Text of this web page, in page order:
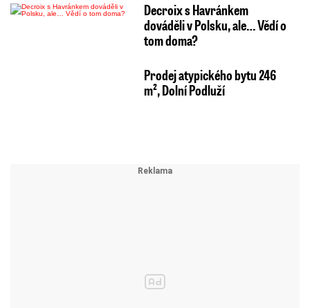
Decroix s Havránkem
dováděli v Polsku, ale… Vědí o
tom doma?
Prodej atypického bytu 246
m², Dolní Podluží